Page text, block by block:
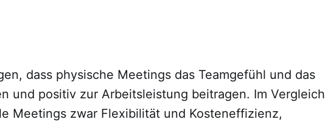
dass physische Meetings das Teamgefühl und das
und positiv zur Arbeitsleistung beitragen. Im Vergleich
Meetings zwar Flexibilität und Kosteneffizienz,